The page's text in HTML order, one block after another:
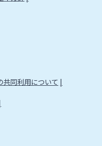
共同利用について